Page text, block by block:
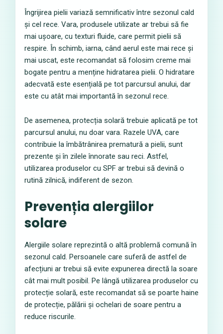
Îngrijirea pielii variază semnificativ între sezonul cald
și cel rece. Vara, produsele utilizate ar trebui să fie
mai ușoare, cu texturi fluide, care permit pielii să
respire. În schimb, iarna, când aerul este mai rece și
mai uscat, este recomandat să folosim creme mai
bogate pentru a menține hidratarea pielii. O hidratare
adecvată este esențială pe tot parcursul anului, dar
este cu atât mai importantă în sezonul rece.
De asemenea, protecția solară trebuie aplicată pe tot
parcursul anului, nu doar vara. Razele UVA, care
contribuie la îmbătrânirea prematură a pielii, sunt
prezente și în zilele înnorate sau reci. Astfel,
utilizarea produselor cu SPF ar trebui să devină o
rutină zilnică, indiferent de sezon.
Prevenția alergiilor
solare
Alergiile solare reprezintă o altă problemă comună în
sezonul cald. Persoanele care suferă de astfel de
afecțiuni ar trebui să evite expunerea directă la soare
cât mai mult posibil. Pe lângă utilizarea produselor cu
protecție solară, este recomandat să se poarte haine
de protecție, pălării și ochelari de soare pentru a
reduce riscurile.